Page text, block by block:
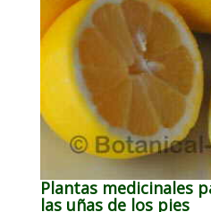
Plantas medicinales
las uñas de los pies